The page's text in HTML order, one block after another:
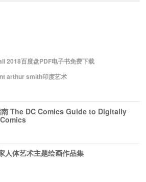
2018百度盘PDF电子书免费下载
arthur smith印度艺术
南 The DC Comics Guide to Digitally
人体艺术主题绘画作品集